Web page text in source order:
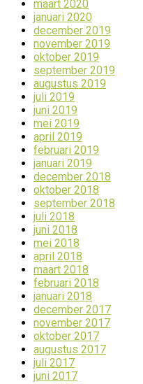
maart 2020
januari 2020
december 2019
november 2019
oktober 2019
september 2019
augustus 2019
juli 2019
juni 2019
mei 2019
april 2019
februari 2019
januari 2019
december 2018
oktober 2018
september 2018
juli 2018
juni 2018
mei 2018
april 2018
maart 2018
februari 2018
januari 2018
december 2017
november 2017
oktober 2017
augustus 2017
juli 2017
juni 2017